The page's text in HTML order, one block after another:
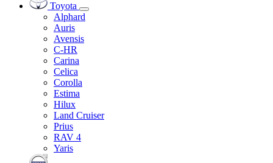
Toyota
Alphard
Auris
Avensis
C-HR
Carina
Celica
Corolla
Estima
Hilux
Land Cruiser
Prius
RAV 4
Yaris